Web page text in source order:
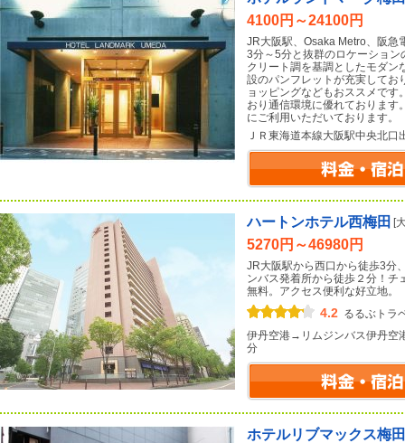
4100円～24100円
JR大阪駅、Osaka Metro、阪急
3分～5分と抜群のロケーショ
クリート調を基調としたモダン
設のパンフレットが充実してお
ョッピングなどもおススメで
おり通信環境に優れております
にご利用いただいております。
ＪＲ東海道本線大阪駅中央北
ハートンホテル西梅田 [
5270円～46980円
JR大阪駅から西口から徒歩3分
ンバス発着所から徒歩２分！チ
無料。アクセス便利な好立地。
4.2 るるぶトラ
伊丹空港→リムジンバス伊丹空
分
ホテルリブマックス梅